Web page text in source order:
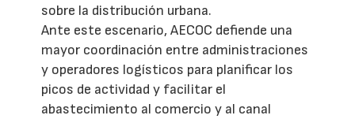
sobre la distribución urbana.
Ante este escenario, AECOC defiende una
mayor coordinación entre administraciones
y operadores logísticos para planificar los
picos de actividad y facilitar el
abastecimiento al comercio y al canal